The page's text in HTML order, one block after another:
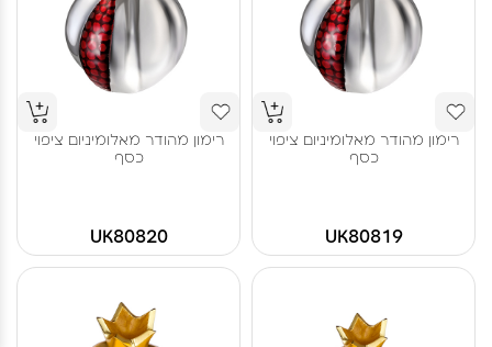
רימון מהודר מאלומיניום ציפוי
כסף
UK80819
רימון מהודר מאלומיניום ציפוי
כסף
UK80820